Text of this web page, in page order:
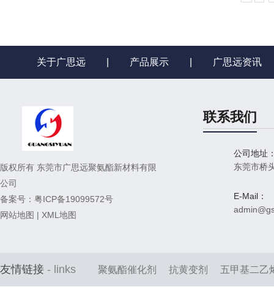
关于广思远 产品展示 广思远资讯
版权所有 东莞市广思远聚氨酯新材料有限
公司
备案号： 粤ICP备19099572号
网站地图 | XML地图
联系我们
公司地址
东莞市桥
E-Mail：
友情链接 - links 聚氨酯催化剂 抗黄变剂 五甲基二乙